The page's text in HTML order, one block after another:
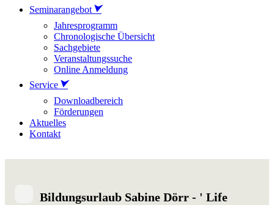
Seminarangebot
Jahresprogramm
Chronologische Übersicht
Sachgebiete
Veranstaltungssuche
Online Anmeldung
Service
Downloadbereich
Förderungen
Aktuelles
Kontakt
Bildungsurlaub Sabine Dörr - ' Life